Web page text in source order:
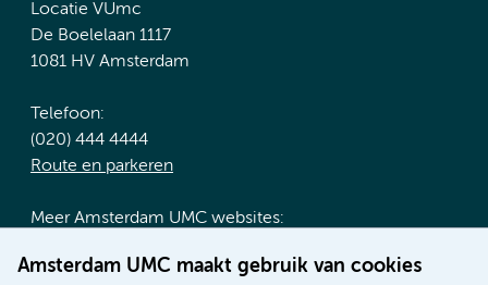
Amsterdam UMC maakt gebruik van cookies
Locatie VUmc
De Boelelaan 1117
1081 HV Amsterdam
Telefoon:
(020) 444 4444
Route en parkeren
Meer Amsterdam UMC websites:
Werken bij Amsterdam UMC